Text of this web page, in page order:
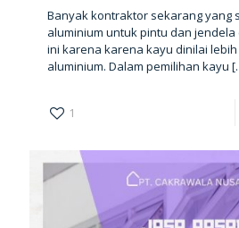
Banyak kontraktor sekarang yang
aluminium untuk pintu dan
ini karena karena kayu dinilai
aluminium. Dalam pemilihan kayu
1